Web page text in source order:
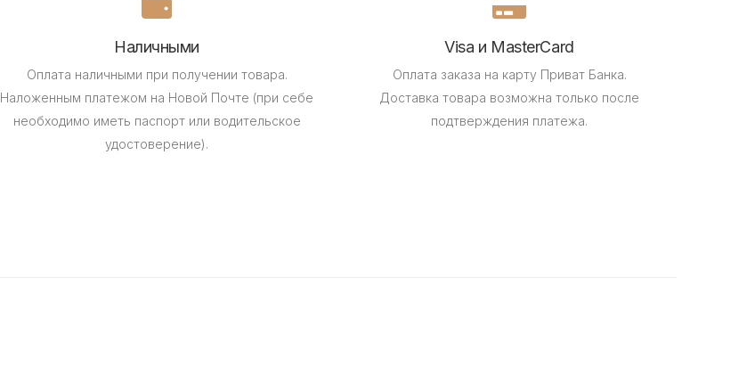
Наличными
Оплата наличными при получении товара.
Наложенным платежом на Новой Почте (при себе
необходимо иметь паспорт или водительское
удостоверение).
Visa и MasterCard
Оплата заказа на карту Приват Банка.
Доставка товара возможна только после
подтверждения платежа.